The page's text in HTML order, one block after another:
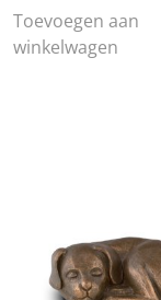
Toevoegen aan
winkelwagen